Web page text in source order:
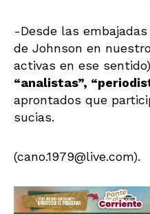
-Desde las
de Johnson en
activas en ese sentido)
“analistas”,
aprontados que
sucias.
(cano.1979@live.com).